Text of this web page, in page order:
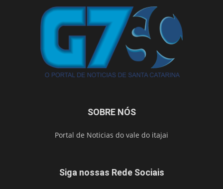
SOBRE NÓS
Portal de Noticias do vale do itajai
Siga nossas Rede Sociais